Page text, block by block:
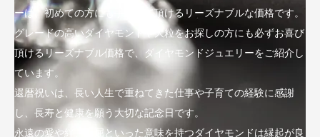
ーは、初めての方にも手にして頂けるリーズナブルな価格です。
グレードの高いダイヤモンドや大粒をお探しの方にも必ずお喜び
頂けるリーズナブル価格で、ダイヤモンドジュエリーをご紹介し
ています。
還暦祝いは、長い人生で重ねてきた仕事や子育ての経験に感謝
し、長寿と健康を願う大切な記念日です。
永遠の愛や絆、不屈といった意味を持つダイヤモンドは縁起が良